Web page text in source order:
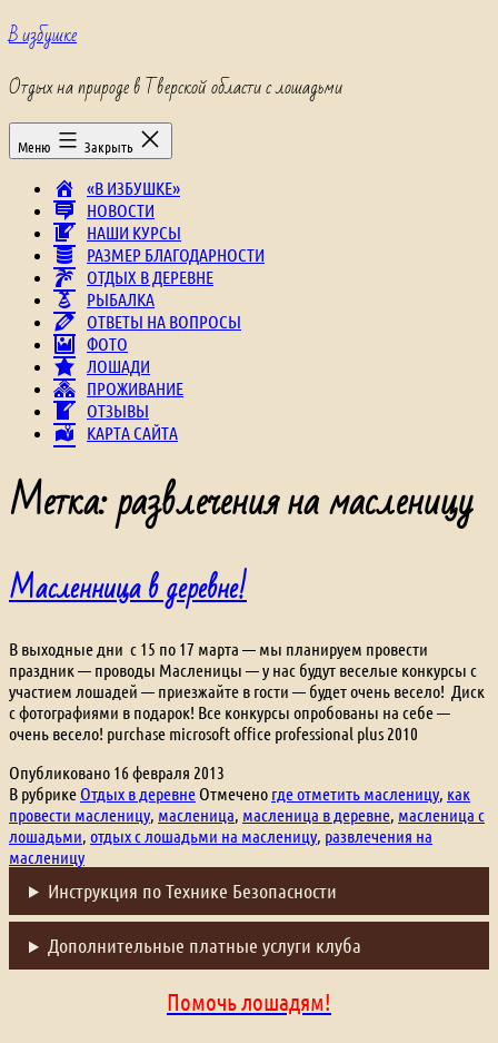
Перейти
к
В избушке
Отдых на природе в Тверской области с лошадьми
Меню Закрыть
«В ИЗБУШКЕ»
НОВОСТИ
НАШИ КУРСЫ
РАЗМЕР БЛАГОДАРНОСТИ
ОТДЫХ В ДЕРЕВНЕ
РЫБАЛКА
ОТВЕТЫ НА ВОПРОСЫ
ФОТО
ЛОШАДИ
ПРОЖИВАНИЕ
ОТЗЫВЫ
КАРТА САЙТА
Метка:развлечения на масленицу
Масленница в деревне!
В выходные дни с 15 по 17 марта — мы планируем провести
праздник — проводы Масленицы — у нас будут веселые конкурсы с
участием лошадей — приезжайте в гости — будет очень весело! Диск
с фотографиями в подарок! Все конкурсы опробованы на себе —
очень весело! purchase microsoft office professional plus 2010
Опубликовано 16 февраля 2013
В рубрике Отдых в деревне Отмечено где отметить масленицу как
провести масленицу масленица масленица в деревне масленица с
лошадьми отдых с лошадьми на масленицу развлечения на
масленицу
Инструкция по Технике Безопасности
Дополнительные платные услуги клуба
Помочь лошадям!